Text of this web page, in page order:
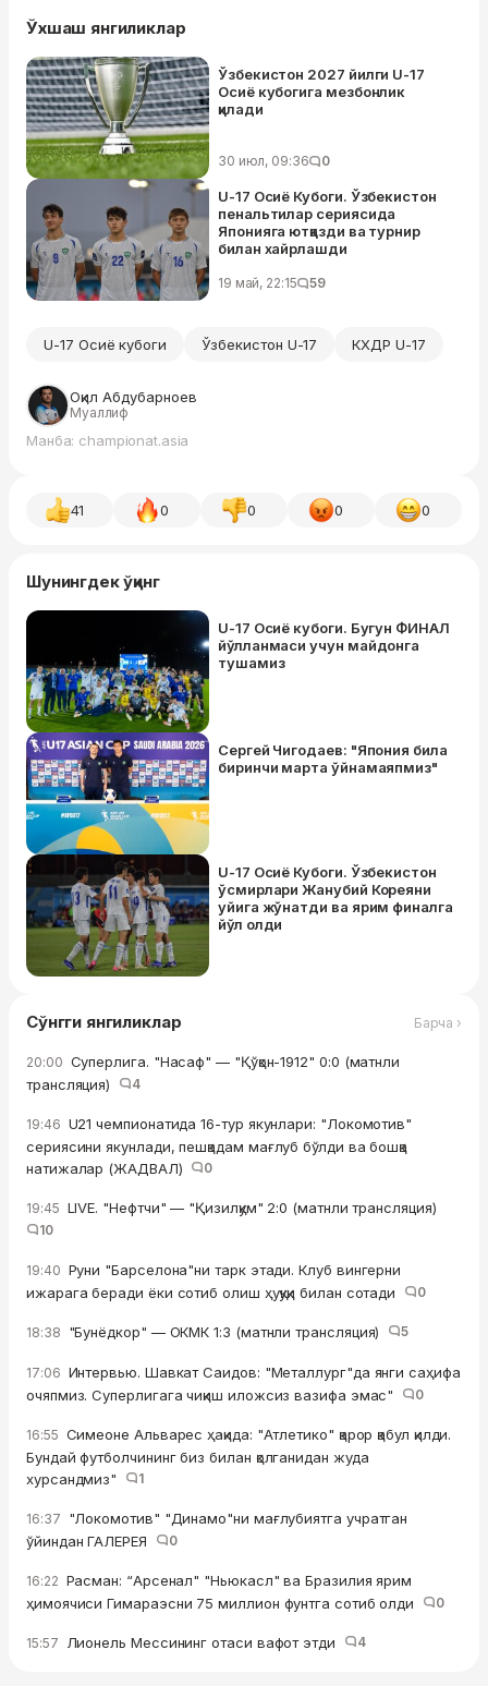
Ўхшаш янгиликлар
Ўзбекистон 2027 йилги U-17
Осиё кубогига мезбонлик
қилади
30 июл, 09:36 0
U-17 Осиё Кубоги. Ўзбекистон
пенальтилар сериясида
Японияга ютқазди ва турнир
билан хайрлашди
19 май, 22:15 59
U-17 Осиё кубоги Ўзбекистон U-17 КХДР U-17
Оқил Абдубарноев
Муаллиф
Манба: championat.asia
41 0 0 0 0
Шунингдек ўқинг
U-17 Осиё кубоги. Бугун ФИНАЛ
йўлланмаси учун майдонга
тушамиз
Сергей Чигодаев: "Япония била
биринчи марта ўйнамаяпмиз"
U-17 Осиё Кубоги. Ўзбекистон
ўсмирлари Жанубий Кореяни
уйига жўнатди ва ярим финалга
йўл олди
Сўнгги янгиликлар Барча ›
20:00 Суперлига. "Насаф" — "Қўқон-1912" 0:0 (матнли
трансляция)
4
19:46 U21 чемпионатида 16-тур якунлари: "Локомотив"
сериясини якунлади, пешқадам мағлуб бўлди ва бошқа
натижалар (ЖАДВАЛ)
0
19:45 LIVE. "Нефтчи" — "Қизилқум" 2:0 (матнли трансляция)
10
19:40 Руни "Барселона"ни тарк этади. Клуб вингерни
ижарага беради ёки сотиб олиш ҳуқуқи билан сотади
0
18:38 "Бунёдкор" — ОКМК 1:3 (матнли трансляция) 5
17:06 Интервью. Шавкат Саидов: "Металлург"да янги саҳифа
очяпмиз. Суперлигага чиқиш иложсиз вазифа эмас"
0
16:55 Симеоне Альварес ҳақида: "Атлетико" қарор қабул қилди.
Бундай футболчининг биз билан қолганидан жуда
хурсандмиз"
1
16:37 "Локомотив" "Динамо"ни мағлубиятга учратган
ўйиндан ГАЛЕРЕЯ
0
16:22 Расман: “Арсенал" "Ньюкасл" ва Бразилия ярим
ҳимоячиси Гимараэсни 75 миллион фунтга сотиб олди
0
15:57 Лионель Мессининг отаси вафот этди 4